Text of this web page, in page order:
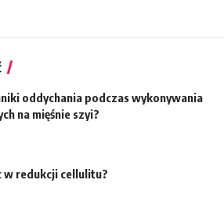
oddychania podczas wykonywania
na mięśnie szyi?
w redukcji cellulitu?